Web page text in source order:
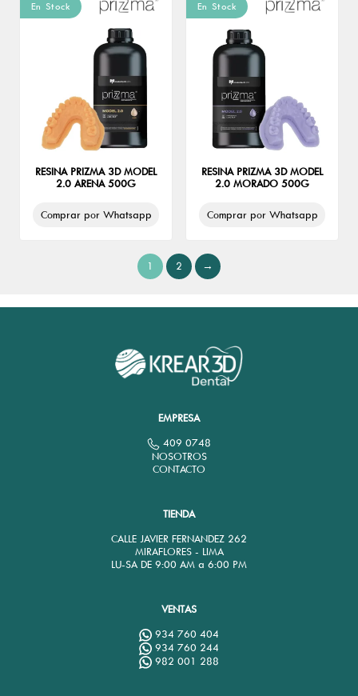
En Stock
RESINA PRIZMA 3D MODEL
2.0 ARENA 500G
Comprar por Whatsapp
En Stock
RESINA PRIZMA 3D MODEL
2.0 MORADO 500G
Comprar por Whatsapp
1 2 →
EMPRESA
409 0748
NOSOTROS
CONTACTO
TIENDA
CALLE JAVIER FERNANDEZ 262
MIRAFLORES - LIMA
LU-SA DE 9:00 AM a 6:00 PM
VENTAS
934 760 404
934 760 244
982 001 288